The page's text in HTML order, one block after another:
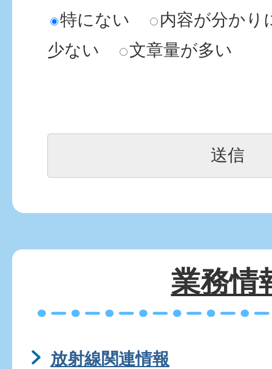
特にない
内容が分かり
少ない
文章量が多い
業務情
放射線関連情報